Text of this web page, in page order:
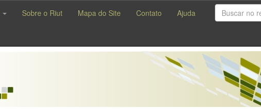
Sobre o Riut Mapa do Site Contato Ajuda